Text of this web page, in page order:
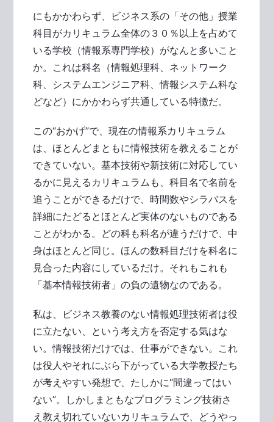
にもかかわらず、ビジネス系の「その他」授業
科目がカリキュラム全体の３０％以上を占めて
いる学校（情報系専門学校）がなんと多いこと
か。これは科名（情報処理科、ネットワーク
科、システムエンジニア科、情報システム科な
どなど）にかかわらず共通している特徴だ。
この“おかげ”で、現在の情報系カリキュラム
は、ほとんどまともに情報技術を教えることが
できていない。基本技術や新技術に対応してい
るかに見えるカリキュラムも、科目名で名前を
追うことができるだけで、時間数やシラバスを
詳細にたどるとほとんど実体のないものである
ことがわかる。どの科も科名が違うだけで、中
身はほとんど同じ。ほんの数科目だけを科名に
見合った内容にしているだけ。それもこれも
「基本情報技術者」の負の遺物なのである。
私は、ビジネス教養のない情報処理技術者は役
に立たない、という考え方を否定する気はな
い。情報技術だけでは、仕事ができない。これ
は役人やそれにぶら下がっている大学教授たち
が考えやすい発想で、たしかに“間違ってはい
ない”。しかしまともなプログラミング技術さ
え教え切れていないカリキュラムで、どうやっ